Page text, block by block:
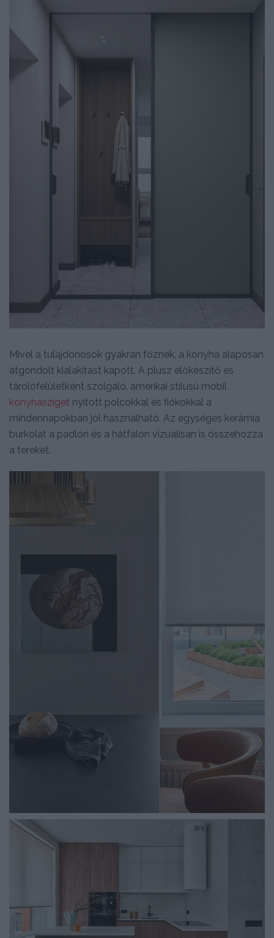
Mivel a tulajdonosok gyakran főznek, a konyha alaposan
átgondolt kialakítást kapott. A plusz előkészítő és
tárolófelületként szolgáló, amerikai stílusú mobil
konyhasziget nyitott polcokkal és fiókokkal a
mindennapokban jól használható. Az egységes kerámia
burkolat a padlón és a hátfalon vizuálisan is összehozza
a tereket.